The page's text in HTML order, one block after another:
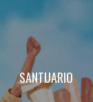
SANTUARIO